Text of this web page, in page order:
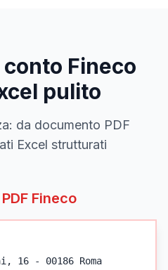
Fineco
pulito
da documento PDF
Excel strutturati
Fineco
16 - 00186 Roma